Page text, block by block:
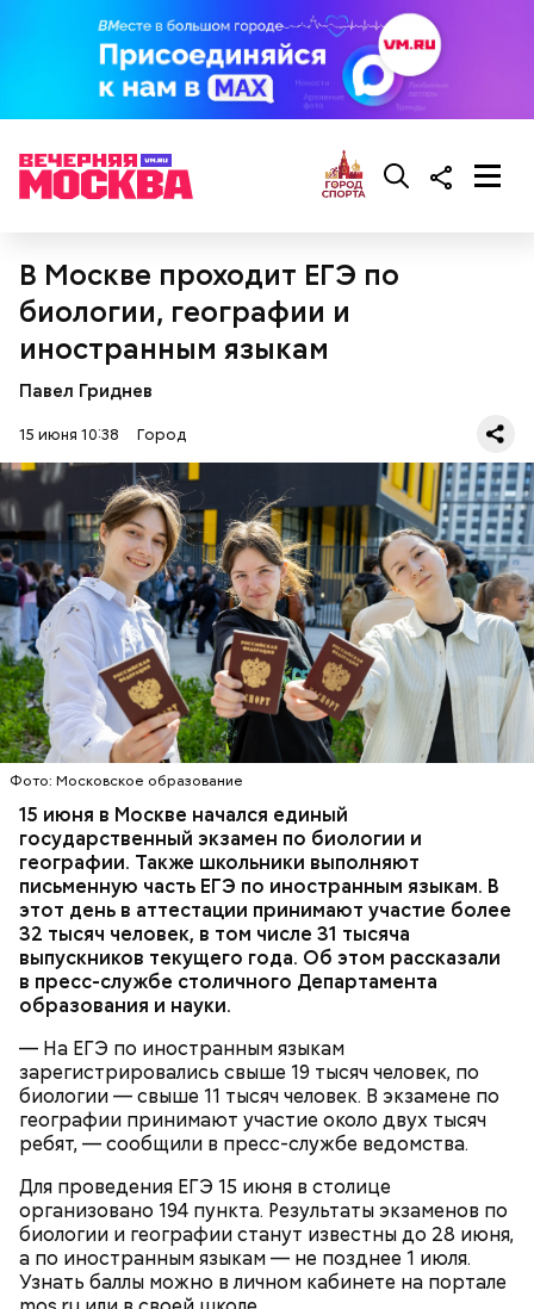
В Москве проходит ЕГЭ по
биологии, географии и
иностранным языкам
Павел Гриднев
15 июня 10:38 Город
Фото: Московское образование
15 июня в Москве начался единый
государственный экзамен по биологии и
географии. Также школьники выполняют
письменную часть ЕГЭ по иностранным языкам. В
этот день в аттестации принимают участие более
32 тысяч человек, в том числе 31 тысяча
выпускников текущего года. Об этом рассказали
в пресс-службе столичного Департамента
образования и науки.
— На ЕГЭ по иностранным языкам
зарегистрировались свыше 19 тысяч человек, по
биологии — свыше 11 тысяч человек. В экзамене по
географии принимают участие около двух тысяч
ребят, — сообщили в пресс-службе ведомства.
Для проведения ЕГЭ 15 июня в столице
организовано 194 пункта. Результаты экзаменов по
биологии и географии станут известны до 28 июня,
а по иностранным языкам — не позднее 1 июля.
Узнать баллы можно в личном кабинете на портале
Несмотря на локальные проблемы, в целом
городские системы жизнеобеспечения работали
нормально. В подобных обстоятельствах во многих
странах Европы и в США как минимум случается
транспортный коллапс. Порой местным властям
приходится стягивать к местам разгула стихии и
тяжелую технику — не всегда она базируется в
одном городе.
Иногда сильные ливни несут за собой и
человеческие жертвы. Нередко при очередном
разгуле стихии европейские и американские
службы сообщают не только о погибших, но и о без
вести пропавших.
ПРЯМАЯ РЕЧЬ